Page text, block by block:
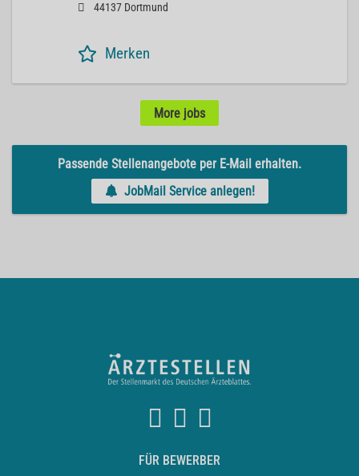
44137 Dortmund
Merken
More jobs
Passende Stellenangebote per E-Mail erhalten.
JobMail Service anlegen!
FÜR BEWERBER